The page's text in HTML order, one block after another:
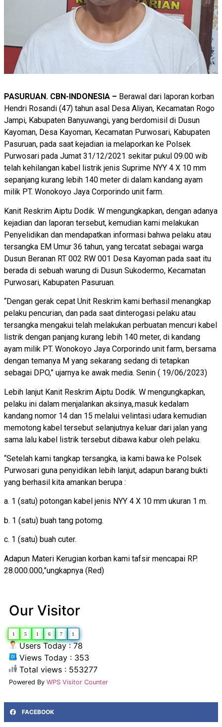
PASURUAN. CBN-INDONESIA – Berawal dari laporan korban
Hendri Rosandi (47) tahun asal Desa Aliyan, Kecamatan Rogo
Jampi, Kabupaten Banyuwangi, yang berdomisil di Dusun
Kayoman, Desa Kayoman, Kecamatan Purwosari, Kabupaten
Pasuruan, pada saat kejadian ia melaporkan ke Polsek
Purwosari pada Jumat 31/12/2021 sekitar pukul 09.00 wib
telah kehilangan kabel listrik jenis Suprime NYY 4 X 10 mm
sepanjang kurang lebih 140 meter di dalam kandang ayam
milik PT. Wonokoyo Jaya Corporindo unit farm.
Kanit Reskrim Aiptu Dodik. W mengungkapkan, dengan adanya
kejadian dan laporan tersebut, kemudian kami melakukan
Penyelidikan dan mendapatkan informasi bahwa pelaku atau
tersangka EM Umur 36 tahun, yang tercatat sebagai warga
Dusun Beranan RT 002 RW 001 Desa Kayoman pada saat itu
berada di sebuah warung di Dusun Sukodermo, Kecamatan
Purwosari, Kabupaten Pasuruan.
“Dengan gerak cepat Unit Reskrim kami berhasil menangkap
pelaku pencurian, dan pada saat dinterogasi pelaku atau
tersangka mengakui telah melakukan perbuatan mencuri kabel
listrik dengan panjang kurang lebih 140 meter, di kandang
ayam milik PT. Wonokoyo Jaya Corporindo unit farm, bersama
dengan temanya M yang sekarang sedang di tetapkan
sebagai DPO,” ujarnya ke awak media. Senin ( 19/06/2023)
Lebih lanjut Kanit Reskrim Aiptu Dodik. W mengungkapkan,
pelaku ini dalam menjalankan aksinya,.masuk kedalam
kandang nomor 14 dan 15 melalui velintasi udara kemudian
memotong kabel tersebut selanjutnya keluar dari jalan yang
sama lalu kabel listrik tersebut dibawa kabur oleh pelaku.
“Setelah kami tangkap tersangka, ia kami bawa ke Polsek
Purwosari guna penyidikan lebih lanjut, adapun barang bukti
yang berhasil kita amankan berupa :
a. 1 (satu) potongan kabel jenis NYY 4 X 10 mm ukuran 1 m.
b. 1 (satu) buah tang potomg.
c. 1 (satu) buah cuter.
Adapun Materi Kerugian korban kami tafsir mencapai RP.
28.000.000,”ungkapnya (Red)
Our Visitor
1 5 1 6 7 1
Users Today : 78
Views Today : 353
Total views : 553277
Powered By WPS Visitor Counter
FACEBOOK